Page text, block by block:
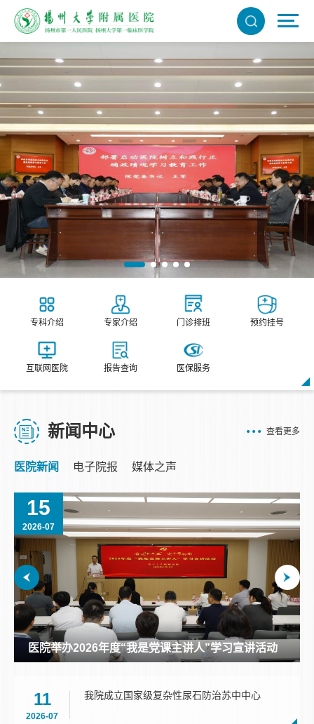
专科介绍 专家介绍 门诊排班 预约挂号
互联网医院 报告查询 医保服务
新闻中心
医院新闻
查看更多
电子院报 媒体之声
我院沈慧、龚开政教授在国际心血管顶刊发表研究论文
15
2026-07
医院举办2026年度“我是党课主讲人”学
11
2026-07
我院成立国家级复杂性尿石防治苏中中心